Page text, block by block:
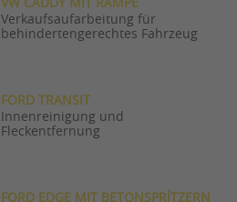
VW CADDY MIT RAMPE
Verkaufsaufarbeitung für
behindertengerechtes Fahrzeug
FORD TRANSIT
Innenreinigung und
Fleckentfernung
FORD EDGE MIT BETONSPRÍTZERN